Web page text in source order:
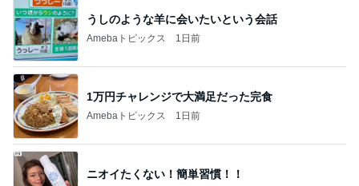
うしのような羊に会いたいという会話
Amebaトピックス 1日前
1万円チャレンジで大満足だった完食
Amebaトピックス 1日前
ニオイたくない！簡単習慣！！